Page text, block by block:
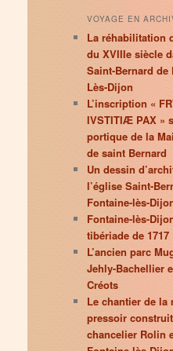
VOYAGE EN
La réhabilitation
du XVIIIe siècle
Saint-Bernard de
Lès-Dijon
L’inscription «
IVSTITIÆ PAX »
portique de la
de saint Bernard
Un dessin
l’église Saint-
Fontaine-lès-
Fontaine-lès-
tibériade de 1717
L’ancien parc
Jehly-Bachellier
Créots
Le chantier de la
pressoir
chancelier Rolin